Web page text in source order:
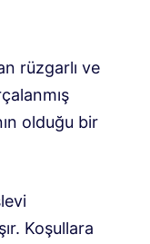
rüzgarlı ve
olduğu bir
Koşullara